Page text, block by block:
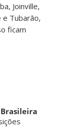
Joinville,
e Tubarão,
ficam